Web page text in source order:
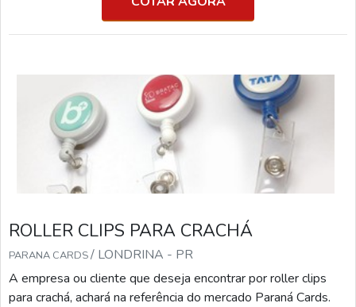
quando o assunto é acesso e identificação.Para ajudar nessa
assepsia, uma vez que o silicone possibilita métodos de
higienização e descontaminação que os outros materiais
como tecido ou borracha não possuem.Uso e benefícios do
cordão silicone para cracháA utilização dos cordões de
silicone para crachá é ideal para: Eventos; Feiras; Convenções;
Escolas; Empresas.Esse tipo de cordão oferece diversas
higienização. Outra vantagem dada é em questão do material,
pois além de ser maleável, o silicone traz uma grande
resistência, que garante que o produto tenha uma ótima
durabilidade.Solicite agora mesmo uma cotação!
ROLLER CLIPS PARA CRACHÁ
PARANA CARDS/ LONDRINA - PR
A empresa ou cliente que deseja encontrar por roller clips
para crachá, achará na referência do mercado Paraná Cards.